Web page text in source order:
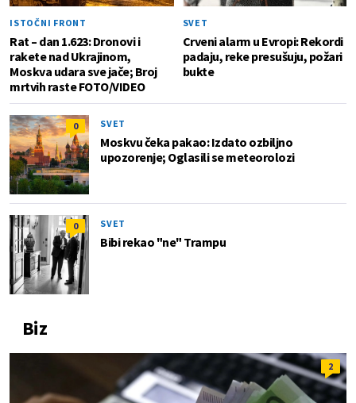
ISTOČNI FRONT
Rat – dan 1.623: Dronovi i
rakete nad Ukrajinom,
Moskva udara sve jače; Broj
mrtvih raste FOTO/VIDEO
SVET
Crveni alarm u Evropi: Rekordi
padaju, reke presušuju, požari
bukte
0 SVET
Moskvu čeka pakao: Izdato ozbiljno
upozorenje; Oglasili se meteorolozi
0 SVET
Bibi rekao "ne" Trampu
Biz
2